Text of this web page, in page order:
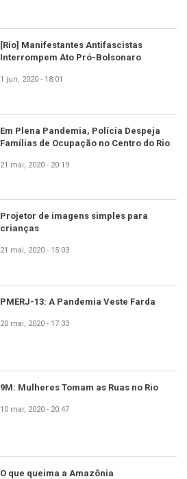
[Rio] Manifestantes Antifascistas
Interrompem Ato Pró-Bolsonaro
1 jun, 2020 - 18:01
Em Plena Pandemia, Polícia Despeja
Famílias de Ocupação no Centro do Rio
21 mai, 2020 - 20:19
Projetor de imagens simples para
crianças
21 mai, 2020 - 15:03
PMERJ-13: A Pandemia Veste Farda
20 mai, 2020 - 17:33
9M: Mulheres Tomam as Ruas no Rio
10 mar, 2020 - 20:47
O que queima a Amazônia